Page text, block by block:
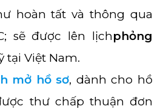
hoàn tất và thông qua
sẽ được lên lịchphỏng
tại Việt Nam.
mở hồ sơ, dành cho hồ
thư chấp thuận đơn